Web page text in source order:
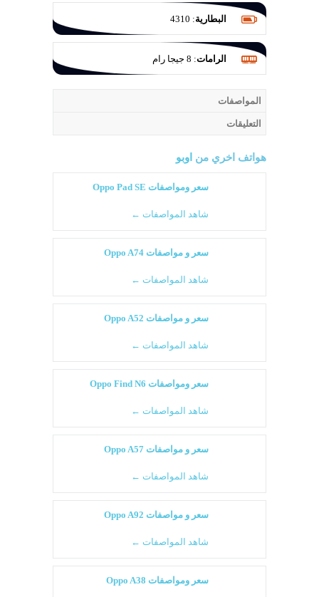
بفتحة عدسة F/2.2 والثالثة ماكرو 2 م.ب
بكسل بفتحة عدسة F/2.4
البطارية:
4310
الرامات: 8 جيجا رام
المواصفات
التعليقات
هواتف اخري من اوبو
سعر ومواصفات Oppo Pad SE
شاهد المواصفات ←
سعر و مواصفات Oppo A74
شاهد المواصفات ←
سعر و مواصفات Oppo A52
شاهد المواصفات ←
سعر ومواصفات Oppo Find N6
شاهد المواصفات ←
سعر و مواصفات Oppo A57
شاهد المواصفات ←
سعر و مواصفات Oppo A92
شاهد المواصفات ←
سعر ومواصفات Oppo A38